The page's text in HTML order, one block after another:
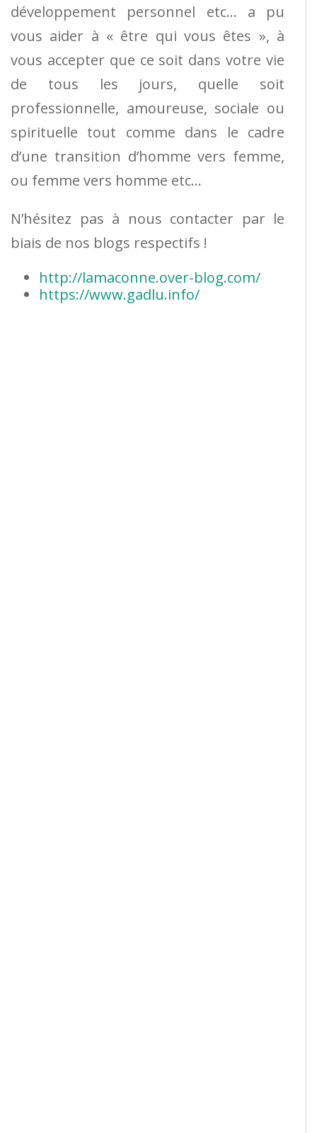
développement personnel etc… a pu
vous aider à « être qui vous êtes », à
vous accepter que ce soit dans votre vie
de tous les jours, quelle soit
professionnelle, amoureuse, sociale ou
spirituelle tout comme dans le cadre
d’une transition d’homme vers femme,
ou femme vers homme etc…
N’hésitez pas à nous contacter par le
biais de nos blogs respectifs !
http://lamaconne.over-blog.com/
https://www.gadlu.info/